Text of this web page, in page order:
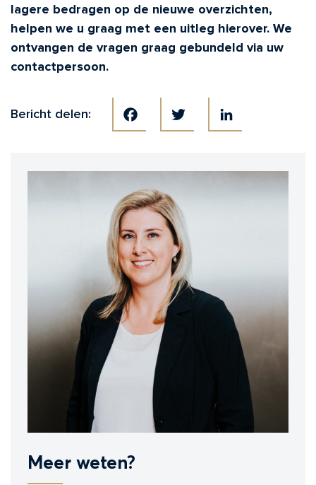
lagere bedragen op de nieuwe overzichten,
helpen we u graag met een uitleg hierover. We
ontvangen de vragen graag gebundeld via uw
contactpersoon.
Bericht delen:
Meer weten?